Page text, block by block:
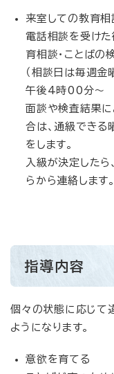
来室しての教育相
電話相談を受けた
育相談・ことばの
（相談日は毎週
午後4時00分～
面談や検査結果
合は、通級できる
をします。
入級が決定したら
らから連絡します。
指導内容
個々の状態に応じて
ようになります。
意欲を育てる